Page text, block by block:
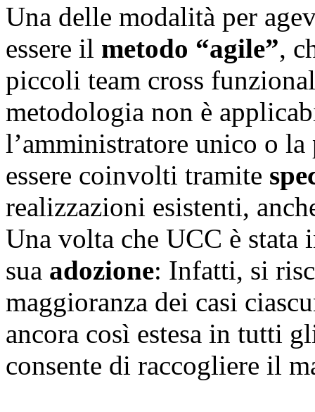
Una delle modalità per
essere il metodo “agile”,
piccoli team cross
metodologia non è
l’amministratore unico o
essere coinvolti tramite
realizzazioni esistenti,
Una volta che UCC è stata
sua adozione: Infatti, si
maggioranza dei casi
ancora così estesa in tutti
consente di raccogliere il